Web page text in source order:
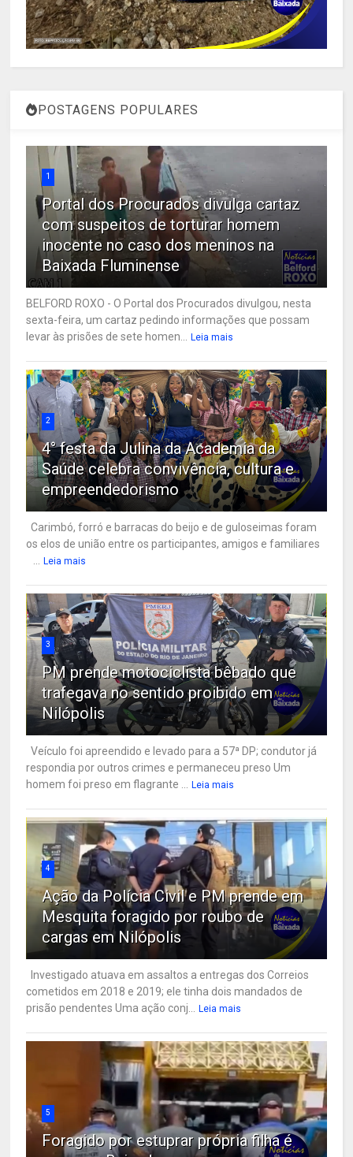
POSTAGENS POPULARES
1
Portal dos Procurados divulga cartaz
com suspeitos de torturar homem
inocente no caso dos meninos na
Baixada Fluminense
BELFORD ROXO - O Portal dos Procurados divulgou, nesta
sexta-feira, um cartaz pedindo informações que possam
levar às prisões de sete homen...
Leia mais
2
4° festa da Julina da Academia da
Saúde celebra convivência, cultura e
empreendedorismo
Carimbó, forró e barracas do beijo e de guloseimas foram
os elos de união entre os participantes, amigos e familiares
Leia mais
3
PM prende motociclista bêbado que
trafegava no sentido proibido em
Nilópolis
Veículo foi apreendido e levado para a 57ª DP; condutor já
respondia por outros crimes e permaneceu preso Um
homem foi preso em flagrante ...
Leia mais
4
Ação da Polícia Civil e PM prende em
Mesquita foragido por roubo de
cargas em Nilópolis
Investigado atuava em assaltos a entregas dos Correios
cometidos em 2018 e 2019; ele tinha dois mandados de
prisão pendentes Uma ação conj...
Leia mais
5
Foragido por estuprar própria filha é